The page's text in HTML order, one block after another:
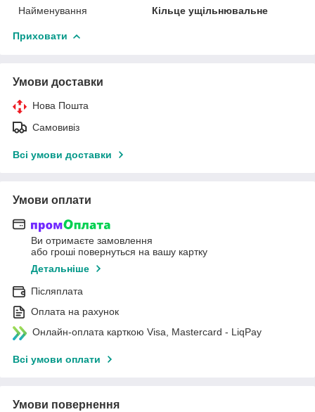
Найменування
Кільце ущільнювальне
Приховати
Умови доставки
Нова Пошта
Самовивіз
Всі умови доставки
Умови оплати
Ви отримаєте замовлення
або гроші повернуться на вашу картку
Детальніше
Післяплата
Оплата на рахунок
Онлайн-оплата карткою Visa, Mastercard - LiqPay
Всі умови оплати
Умови повернення